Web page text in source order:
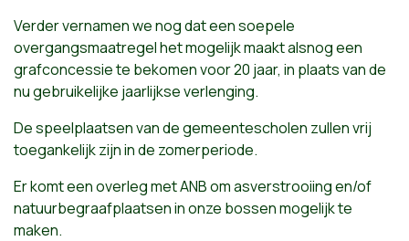
Verder vernamen we nog dat een soepele
overgangsmaatregel het mogelijk maakt alsnog een
grafconcessie te bekomen voor 20 jaar, in plaats van de
nu gebruikelijke jaarlijkse verlenging.
De speelplaatsen van de gemeentescholen zullen vrij
toegankelijk zijn in de zomerperiode.
Er komt een overleg met ANB om asverstrooiing en/of
natuurbegraafplaatsen in onze bossen mogelijk te
maken.